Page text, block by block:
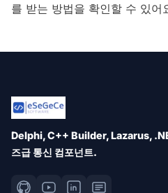
를 받는 방법을 확인할 수 있어
Delphi, C++ Builder, Lazarus,
즈급 통신 컴포넌트.